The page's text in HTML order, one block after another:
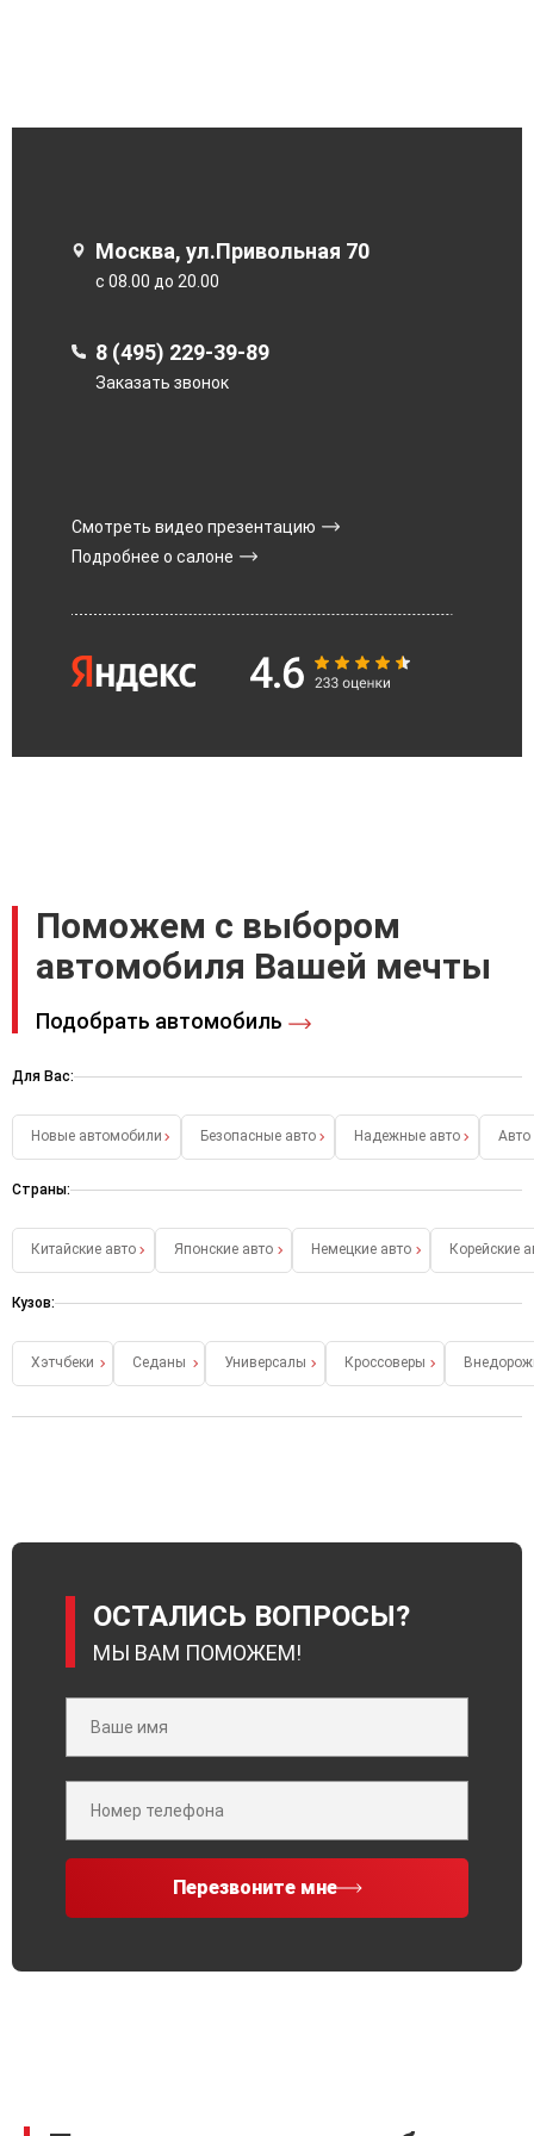
Москва, ул.Привольная 70
с 08.00 до 20.00
8 (495) 229-39-89
Заказать звонок
Смотреть видео презентацию
Подробнее о салоне
Поможем с выбором
автомобиля Вашей мечты
Подобрать автомобиль
Для Вас:
Новые автомобили Безопасные авто Надежные авто
Страны:
Китайские авто Японские авто Немецкие авто Корейские
Кузов:
Хэтчбеки Седаны Универсалы Кроссоверы
ОСТАЛИСЬ ВОПРОСЫ?
МЫ ВАМ ПОМОЖЕМ!
Перезвоните мне